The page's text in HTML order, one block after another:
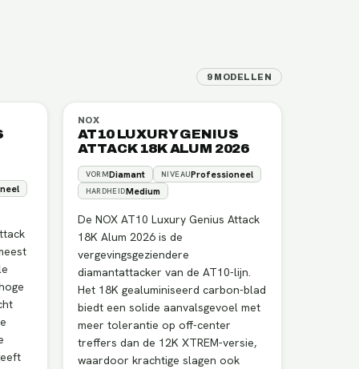
9 MODELLEN
NOX
AT10 LUXURY GENIUS
ATTACK 18K ALUM 2026
VORMDiamant NIVEAUProfessioneel
HARDHEIDMedium
De NOX AT10 Luxury Genius Attack
18K Alum 2026 is de
vergevingsgeziendere
diamantattacker van de AT10-lijn.
Het 18K gealuminiseerd carbon-blad
biedt een solide aanvalsgevoel met
meer tolerantie op off-center
treffers dan de 12K XTREM-versie,
waardoor krachtige slagen ook